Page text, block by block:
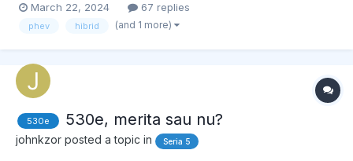
schimb facut sapt trecuta, mecanicul a gasit pilitura in filtrul de
ulei. Am fost de fata si mi-a aratat si...
March 22, 2024 67 replies
phev hibrid (and 1 more)
530e 530e, merita sau nu?
johnkzor posted a topic in Seria 5